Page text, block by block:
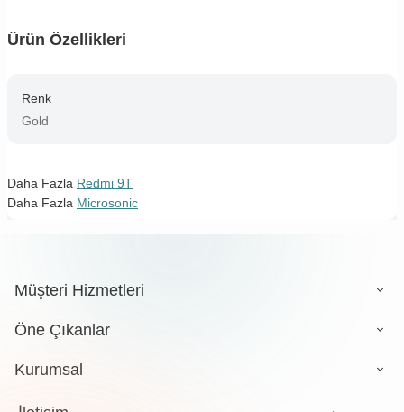
Ürün Özellikleri
Renk
Gold
Daha Fazla Redmi 9T
Daha Fazla Microsonic
Müşteri Hizmetleri
Öne Çıkanlar
Kurumsal